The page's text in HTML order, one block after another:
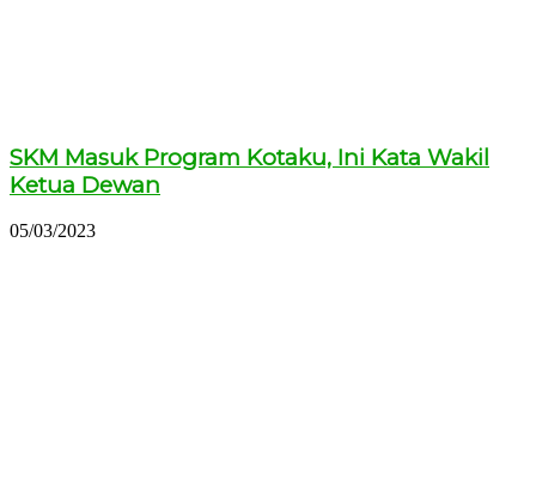
SKM Masuk Program Kotaku, Ini Kata Wakil
Ketua Dewan
05/03/2023